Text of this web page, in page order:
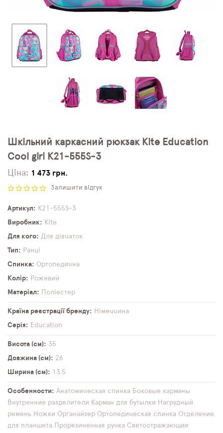
Шкільний каркасний рюкзак Kite Education
Cool girl K21-555S-3
Ціна: 1 473 грн.
Залишити відгук
Артикул
K21-555S-3
Виробник
Kite
Для кого
Для дівчаток
Тип
Ранці
Спинка
Ортопедична
Колір
Рожевий
Матеріал
Поліестер
Країна реєстрації бренду
Німеччина
Серія
Education
Висота (см)
35
Довжина (см)
26
Ширина (см)
13,5
Особенности Анатомическая спинка Боковые карманы
Внутренние разделители Карман для бутылки Нагрудный
ремень Ножки Органайзер Ортопедическая спинка Отделение
для планшета
Прорезиненная ручка Светоотражающие